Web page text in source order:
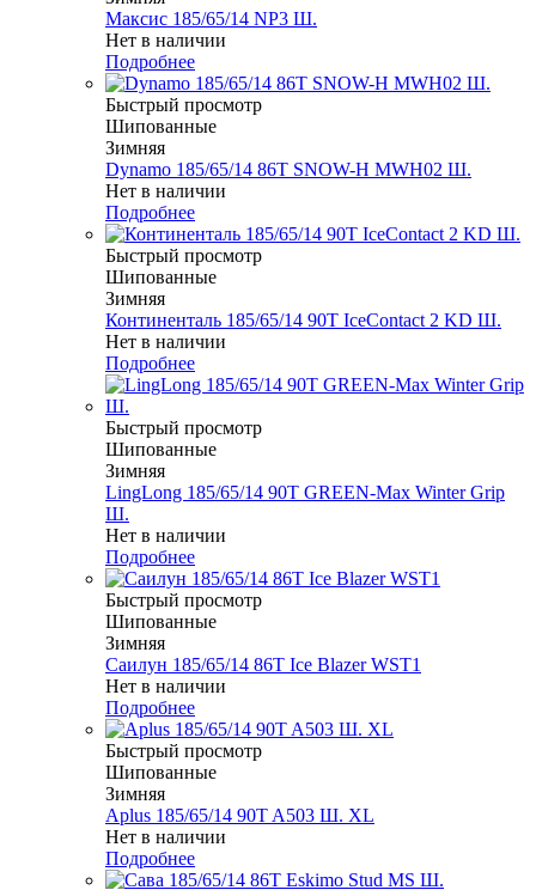
Максис 185/65/14 NP3 Ш.
Нет в наличии
Подробнее
Быстрый просмотр
Шипованные
Зимняя
Dynamo 185/65/14 86T SNOW-H MWH02 Ш.
Нет в наличии
Подробнее
Быстрый просмотр
Шипованные
Зимняя
Континенталь 185/65/14 90T IceContact 2 KD Ш.
Нет в наличии
Подробнее
Быстрый просмотр
Шипованные
Зимняя
LingLong 185/65/14 90T GREEN-Max Winter Grip
Ш.
Нет в наличии
Подробнее
Быстрый просмотр
Шипованные
Зимняя
Саилун 185/65/14 86T Ice Blazer WST1
Нет в наличии
Подробнее
Быстрый просмотр
Шипованные
Зимняя
Aplus 185/65/14 90T A503 Ш. XL
Нет в наличии
Подробнее